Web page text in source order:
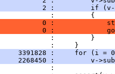
2 :         if
:         {
0 :
0 :
:         }
:     }
3391828 :     for (i =
2268450 :         v-
: